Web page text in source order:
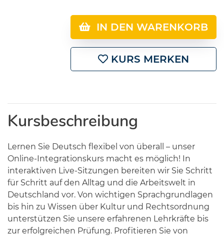
IN DEN WARENKORB
KURS MERKEN
Kursbeschreibung
Lernen Sie Deutsch flexibel von überall – unser
Online-Integrationskurs macht es möglich! In
interaktiven Live-Sitzungen bereiten wir Sie Schritt
für Schritt auf den Alltag und die Arbeitswelt in
Deutschland vor. Von wichtigen Sprachgrundlagen
bis hin zu Wissen über Kultur und Rechtsordnung
unterstützen Sie unsere erfahrenen Lehrkräfte bis
zur erfolgreichen Prüfung. Profitieren Sie von